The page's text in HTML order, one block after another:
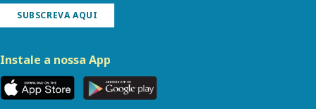
SUBSCREVA AQUI
Instale a nossa App